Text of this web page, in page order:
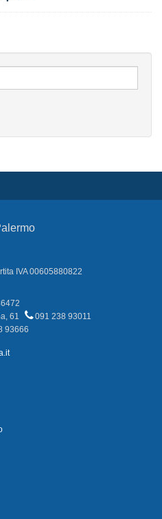
IVA 00605880822
61
091 238 93011
93666